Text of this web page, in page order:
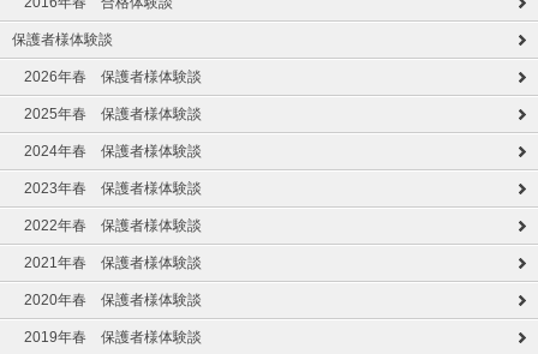
保護者様体験談
2026年春 保護者様体験談
2025年春 保護者様体験談
2024年春 保護者様体験談
2023年春 保護者様体験談
2022年春 保護者様体験談
2021年春 保護者様体験談
2020年春 保護者様体験談
2019年春 保護者様体験談